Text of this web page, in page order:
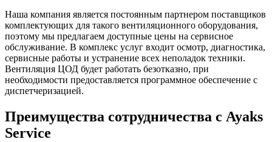
Наша компания является постоянным партнером поставщиков
комплектующих для такого вентиляционного оборудования,
поэтому мы предлагаем доступные цены на сервисное
обслуживание. В комплекс услуг входит осмотр, диагностика,
сервисные работы и устранение всех неполадок техники.
Вентиляция ЦОД будет работать безотказно, при
необходимости предоставляется программное обеспечение с
диспетчеризацией.
Преимущества сотрудничества с Ayaks
Service